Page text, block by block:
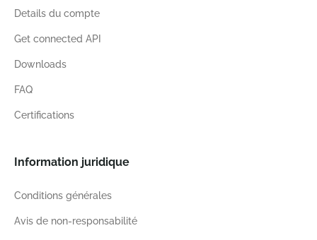
Details du compte
Get connected API
Downloads
FAQ
Certifications
Information juridique
Conditions générales
Avis de non-responsabilité